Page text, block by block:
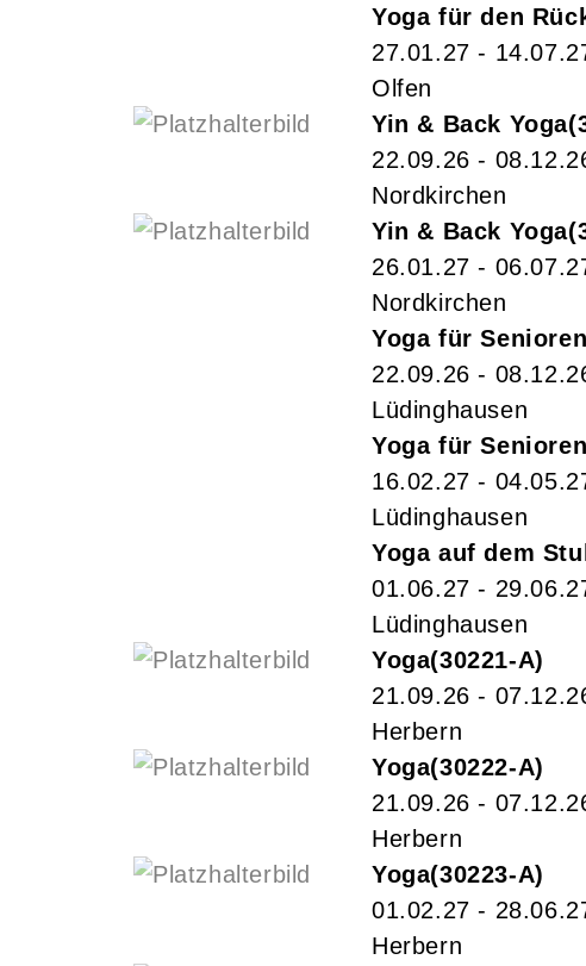
Yoga für den
27.01.27 -
Olfen
Yin & Back Yoga
22.09.26 -
Nordkirchen
Yin & Back Yoga
26.01.27 -
Nordkirchen
Yoga für
22.09.26 -
Lüdinghausen
Yoga für
16.02.27 -
Lüdinghausen
Yoga auf dem
01.06.27 -
Lüdinghausen
Yoga 30221-A
21.09.26 -
Herbern
Yoga 30222-A
21.09.26 -
Herbern
Yoga 30223-A
01.02.27 -
Herbern